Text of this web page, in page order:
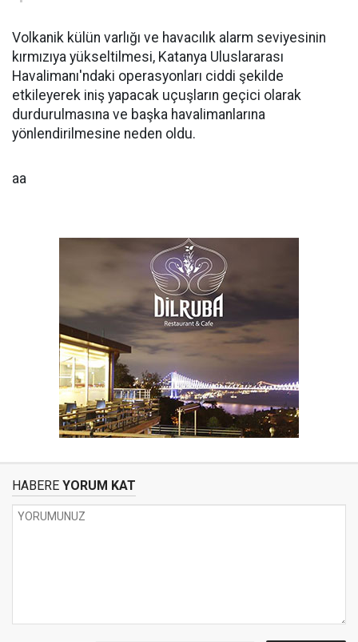
Volkanik külün varlığı ve havacılık alarm seviyesinin
kırmızıya yükseltilmesi, Katanya Uluslararası
Havalimanı'ndaki operasyonları ciddi şekilde
etkileyerek iniş yapacak uçuşların geçici olarak
durdurulmasına ve başka havalimanlarına
yönlendirilmesine neden oldu.
aa
HABERE YORUM KAT